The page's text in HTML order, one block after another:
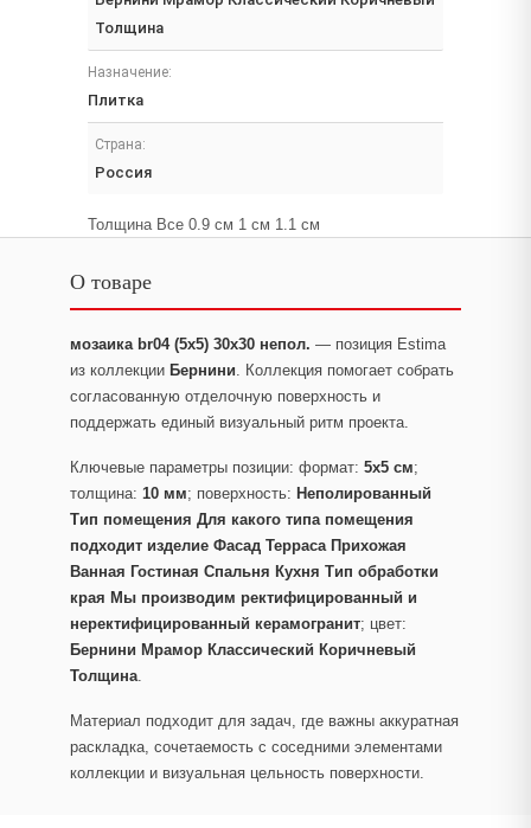
Толщина
Назначение:
Плитка
Страна:
Россия
Толщина Все 0.9 см 1 см 1.1 см
О товаре
мозаика br04 (5х5) 30x30 непол. — позиция Estima
из коллекции Бернини. Коллекция помогает собрать
согласованную отделочную поверхность и
поддержать единый визуальный ритм проекта.
Ключевые параметры позиции: формат: 5x5 см;
толщина: 10 мм; поверхность: Неполированный
Тип помещения Для какого типа помещения
подходит изделие Фасад Терраса Прихожая
Ванная Гостиная Спальня Кухня Тип обработки
края Мы производим ректифицированный и
неректифицированный керамогранит; цвет:
Бернини Мрамор Классический Коричневый
Толщина.
Материал подходит для задач, где важны аккуратная
раскладка, сочетаемость с соседними элементами
коллекции и визуальная цельность поверхности.